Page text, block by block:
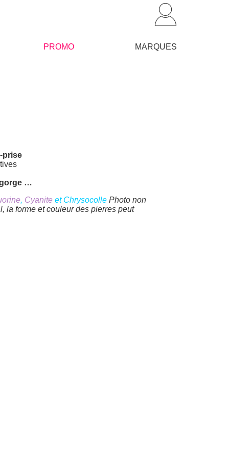
PROMO MARQUES
prise
…
, Cyanite et Chrysocolle Photo non
la forme et couleur des pierres peut